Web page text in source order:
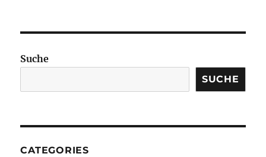
Suche
SUCHE
CATEGORIES